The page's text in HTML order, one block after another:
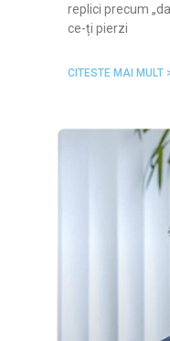
replici precum
ce-ți pierzi
CITESTE MAI MULT